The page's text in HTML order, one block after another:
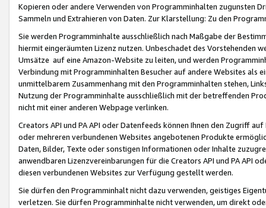
Kopieren oder andere Verwenden von Programminhalten zugunsten
Sammeln und Extrahieren von Daten. Zur Klarstellung: Zu den
Sie werden Programminhalte ausschließlich nach Maßgabe der
hiermit eingeräumten Lizenz nutzen. Unbeschadet des Vorstehenden
Umsätze auf eine Amazon-Website zu leiten, und werden
Verbindung mit Programminhalten Besucher auf andere Websites als
unmittelbarem Zusammenhang mit den Programminhalten stehen,
Nutzung der Programminhalte ausschließlich mit der betreffenden
nicht mit einer anderen Webpage verlinken.
Creators API und PA API oder Datenfeeds können Ihnen den Zugriff
oder mehreren verbundenen Websites angebotenen Produkte
Daten, Bilder, Texte oder sonstigen Informationen oder Inhalte
anwendbaren Lizenzvereinbarungen für die Creators API und PA API
diesen verbundenen Websites zur Verfügung gestellt werden.
Sie dürfen den Programminhalt nicht dazu verwenden, geistiges
verletzen. Sie dürfen Programminhalte nicht verwenden, um direkt